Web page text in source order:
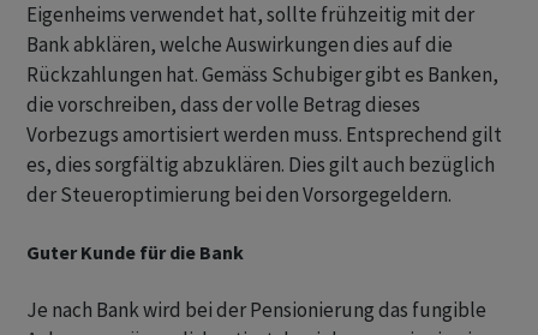
Eigenheims verwendet hat, sollte frühzeitig mit der
Bank abklären, welche Auswirkungen dies auf die
Rückzahlungen hat. Gemäss Schubiger gibt es Banken,
die vorschreiben, dass der volle Betrag dieses
Vorbezugs amortisiert werden muss. Entsprechend gilt
es, dies sorgfältig abzuklären. Dies gilt auch bezüglich
der Steueroptimierung bei den Vorsorgegeldern.
Guter Kunde für die Bank
Je nach Bank wird bei der Pensionierung das fungible